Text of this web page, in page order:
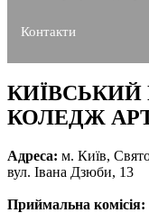
Контакти
КОЛЕДЖ
Адреса: м. Київ,
вул. Івана Дзюби, 13
Приймальна комісія: